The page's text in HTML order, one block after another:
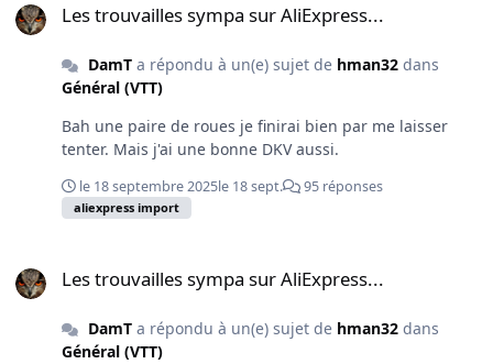
Les trouvailles sympa sur AliExpress...
DamTa répondu à un(e) sujet de hman32dans
Général (VTT)
Bah une paire de roues je finirai bien par me laisser
tenter. Mais j'ai une bonne DKV aussi.
le 18 septembre 2025le 18 sept. 95 réponses
aliexpress import
Les trouvailles sympa sur AliExpress...
DamTa répondu à un(e) sujet de hman32dans
Général (VTT)